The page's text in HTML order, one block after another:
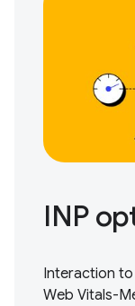
INP
Interaction to
Web Vitals-